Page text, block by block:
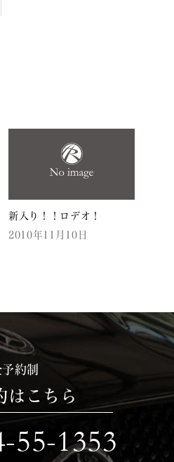
新入り！！ロデオ！
2010年11月10日
約制
はこちら
55-1353